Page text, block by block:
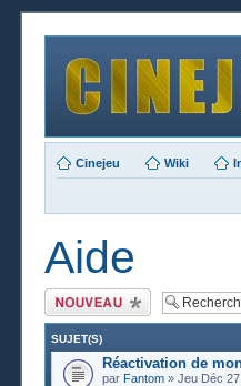
Cinejeu Wiki
Aide
Publier un nouveau
sujet
SUJET(S)
Réactivation de
par Fantom » Jeu Déc